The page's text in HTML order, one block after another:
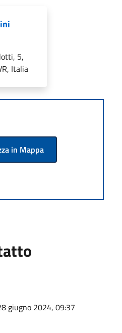
5,
Italia
in Mappa
giugno 2024, 09:37